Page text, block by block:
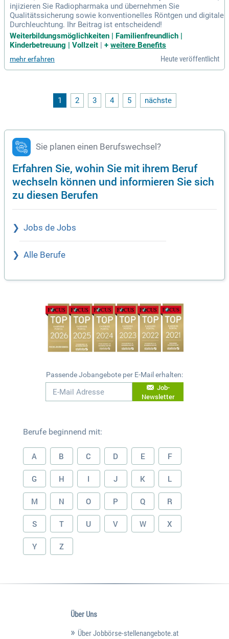
injizieren Sie Radiopharmaka und übernehmen Sie
Qualitätssicherung sowie konventionelles Röntgen und digitale
Durchleuchtung. Ihr Beitrag ist entscheidend!
Weiterbildungsmöglichkeiten | Familienfreundlich |
Kinderbetreuung | Vollzeit | + weitere Benefits
mehr erfahren Heute veröffentlicht
1 2 3 4 5 nächste
Sie planen einen Berufswechsel?
Erfahren Sie, wohin Sie mit ihrem Beruf
wechseln können und informieren Sie sich
zu diesen Berufen
Jobs de Jobs
Alle Berufe
Passende Jobangebote per E-Mail erhalten:
Job-
Newsletter
Berufe beginnend mit:
A B C D E F
G H I J K L
M N O P Q R
S T U V W X
Y Z
Über Uns
Über Jobbörse-stellenangebote.at